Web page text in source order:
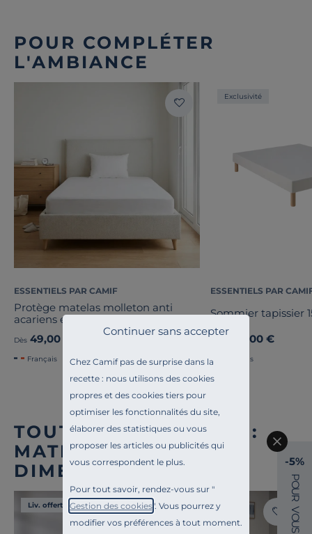
Chez Camif pas de surprise dans la
recette : nous utilisons des cookies
propres et des cookies tiers pour
optimiser les fonctionnalités du site,
élaborer des statistiques ou vous
proposer les articles ou publicités qui
vous correspondent le plus.
Pour tout savoir, rendez-vous sur "
Gestion des cookies". Vous pourrez y
modifier vos préférences à tout moment.
Continuer sans accepter
POUR COMPLÉTER
L'AMBIANCE
ESSENTIELS PAR CAMIF
Protège matelas molleton anti
acariens et bactérien Anais
Dès 49,00 €
Français
Exclusivité
ESSENTIELS PAR
Sommier tapissier
349,00 €
Français
TOUTE NOTRE OFFRE :
MATELAS TOUTES
DIMENSIONS
Liv. offerte Liv. offerte
-5%
P
O
U
R
V
O
U
S